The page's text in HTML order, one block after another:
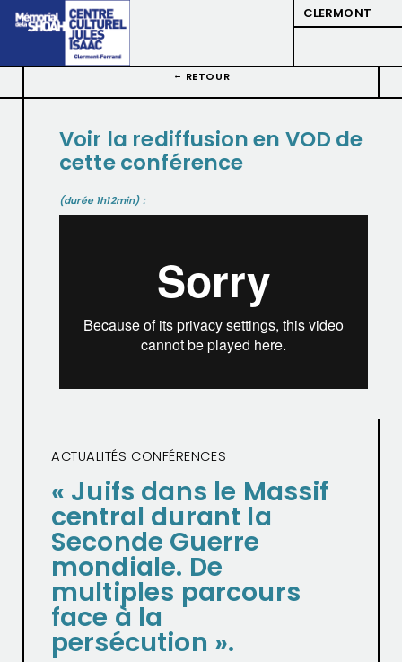
CLERMONT
RETOUR
Voir la rediffusion en VOD de
cette conférence
(durée 1h12min) :
ACTUALITÉS CONFÉRENCES
« Juifs dans le Massif
central durant la
Seconde Guerre
mondiale. De
multiples parcours
face à la
persécution ».